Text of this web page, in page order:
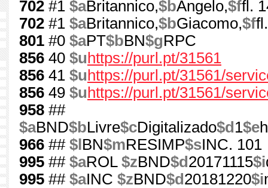
702 #1 $aBritannico,$bAngelo,$ffl.
702 #1 $aBritannico,$bGiacomo,$f
801 #0 $aPT$bBN$gRPC
856 40 $u https://purl.pt/31561
856 41 $u https://purl.pt/31561/
856 49 $u https://purl.pt/31561/
958 ##
$aBND$bLivre$cDigitalizado$d 1$e
966 ## $l BN$mRESIMP$sINC. 101
995 ## $aROL $zBND$d 20171115$i
995 ## $aINC $zBND$d 20181220$i